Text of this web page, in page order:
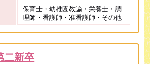
保育士・幼稚園教諭・栄養士・調
理師・看護師・准看護師・その他
二新卒